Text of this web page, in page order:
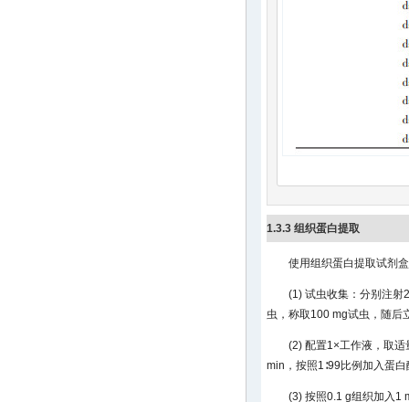
1.3.3 组织蛋白提取
使用组织蛋白提取试剂
(1) 试虫收集：分别注射
虫，称取100 mg试虫，随后
(2) 配置1×工作液，取
min，按照1∶99比例加入蛋
(3) 按照0.1 g组织加入1